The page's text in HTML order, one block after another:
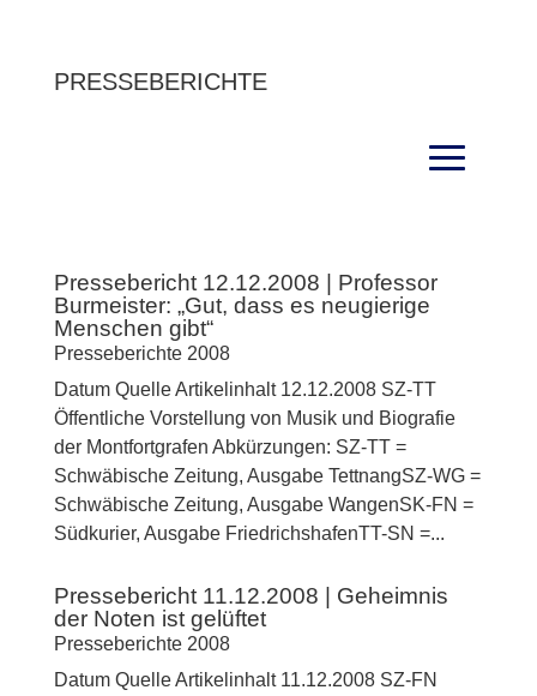
PRESSEBERICHTE
Pressebericht 12.12.2008 | Professor
Burmeister: „Gut, dass es neugierige
Menschen gibt“
Presseberichte 2008
Datum Quelle Artikelinhalt 12.12.2008 SZ-TT
Öffentliche Vorstellung von Musik und Biografie
der Montfortgrafen Abkürzungen: SZ-TT =
Schwäbische Zeitung, Ausgabe TettnangSZ-WG =
Schwäbische Zeitung, Ausgabe WangenSK-FN =
Südkurier, Ausgabe FriedrichshafenTT-SN =...
Pressebericht 11.12.2008 | Geheimnis
der Noten ist gelüftet
Presseberichte 2008
Datum Quelle Artikelinhalt 11.12.2008 SZ-FN